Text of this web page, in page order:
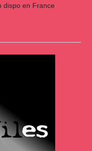
dispo en France